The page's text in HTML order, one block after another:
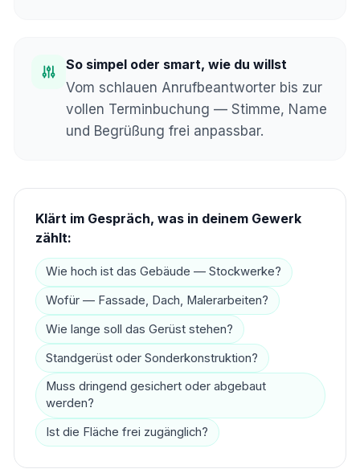
So simpel oder smart, wie du willst
Vom schlauen Anrufbeantworter bis zur
vollen Terminbuchung — Stimme, Name
und Begrüßung frei anpassbar.
Klärt im Gespräch, was in deinem Gewerk
zählt:
Wie hoch ist das Gebäude — Stockwerke?
Wofür — Fassade, Dach, Malerarbeiten?
Wie lange soll das Gerüst stehen?
Standgerüst oder Sonderkonstruktion?
Muss dringend gesichert oder abgebaut
werden?
Ist die Fläche frei zugänglich?